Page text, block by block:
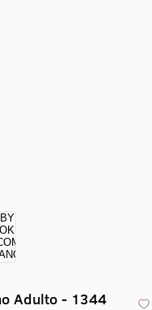
Adulto - 1344